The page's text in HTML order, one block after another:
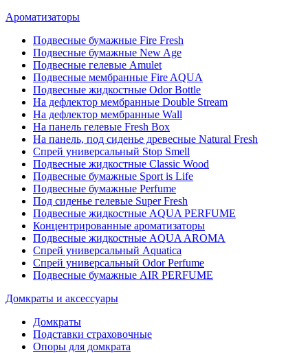
Ароматизаторы
Подвесные бумажные Fire Fresh
Подвесные бумажные New Age
Подвесные гелевые Amulet
Подвесные мембранные Fire AQUA
Подвесные жидкостные Odor Bottle
На дефлектор мембранные Double Stream
На дефлектор мембранные Wall
На панель гелевые Fresh Box
На панель, под сиденье древесные Natural Fresh
Спрей универсальный Stop Smell
Подвесные жидкостные Classic Wood
Подвесные бумажные Sport is Life
Подвесные бумажные Perfume
Под сиденье гелевые Super Fresh
Подвесные жидкостные AQUA PERFUME
Концентрированные ароматизаторы
Подвесные жидкостные AQUA AROMA
Спрей универсальный Aquatica
Спрей универсальный Odor Perfume
Подвесные бумажные AIR PERFUME
Домкраты и аксессуары
Домкраты
Подставки страховочные
Опоры для домкрата